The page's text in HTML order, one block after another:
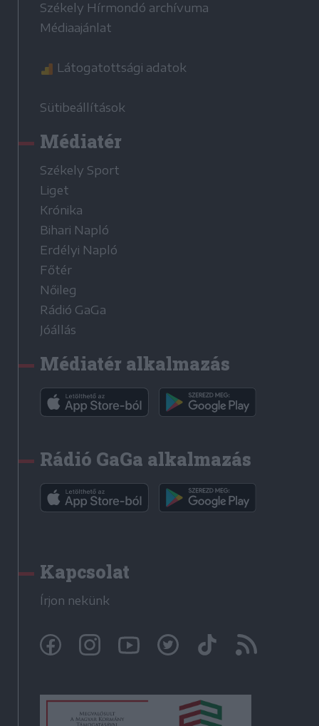
Székely Hírmondó archívuma
Médiaajánlat
Látogatottsági adatok
Sütibeállítások
Médiatér
Székely Sport
Liget
Krónika
Bihari Napló
Erdélyi Napló
Főtér
Nőileg
Rádió GaGa
Jóállás
Médiatér alkalmazás
Rádió GaGa alkalmazás
Kapcsolat
Írjon nekünk